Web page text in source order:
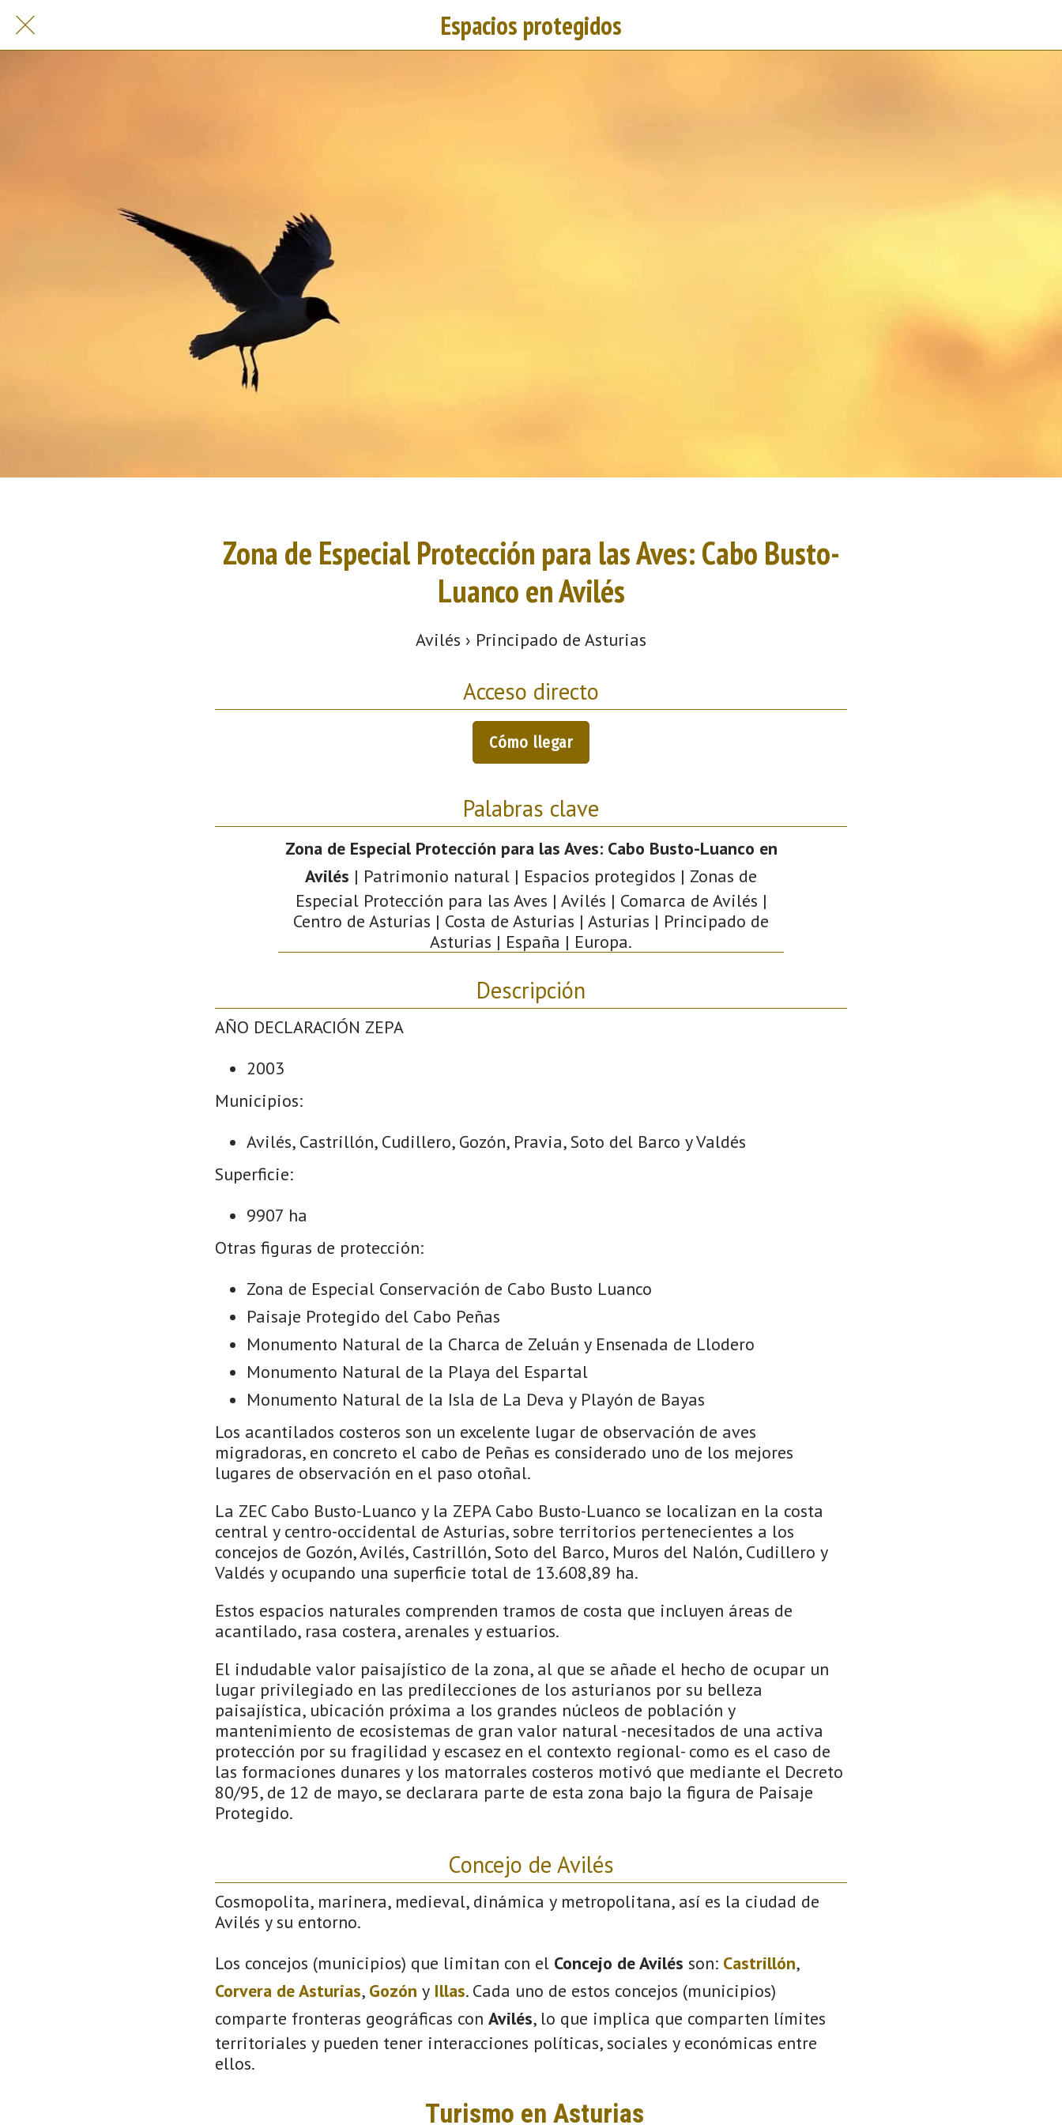
Espacios protegidos
Zona de Especial Protección para las Aves: Cabo Busto-
Luanco en Avilés
Avilés › Principado de Asturias
Acceso directo
Cómo llegar
Palabras clave
Zona de Especial Protección para las Aves: Cabo Busto-Luanco en
Avilés | Patrimonio natural | Espacios protegidos | Zonas de
Especial Protección para las Aves | Avilés | Comarca de Avilés |
Centro de Asturias | Costa de Asturias | Asturias | Principado de
Asturias | España | Europa.
Descripción
AÑO DECLARACIÓN ZEPA
2003
Municipios:
Avilés, Castrillón, Cudillero, Gozón, Pravia, Soto del Barco y Valdés
Superficie:
9907 ha
Otras figuras de protección:
Zona de Especial Conservación de Cabo Busto Luanco
Paisaje Protegido del Cabo Peñas
Monumento Natural de la Charca de Zeluán y Ensenada de Llodero
Monumento Natural de la Playa del Espartal
Monumento Natural de la Isla de La Deva y Playón de Bayas
Los acantilados costeros son un excelente lugar de observación de aves
migradoras, en concreto el cabo de Peñas es considerado uno de los mejores
lugares de observación en el paso otoñal.
La ZEC Cabo Busto-Luanco y la ZEPA Cabo Busto-Luanco se localizan en la costa
central y centro-occidental de Asturias, sobre territorios pertenecientes a los
concejos de Gozón, Avilés, Castrillón, Soto del Barco, Muros del Nalón, Cudillero y
Valdés y ocupando una superficie total de 13.608,89 ha.
Estos espacios naturales comprenden tramos de costa que incluyen áreas de
acantilado, rasa costera, arenales y estuarios.
El indudable valor paisajístico de la zona, al que se añade el hecho de ocupar un
lugar privilegiado en las predilecciones de los asturianos por su belleza
paisajística, ubicación próxima a los grandes núcleos de población y
mantenimiento de ecosistemas de gran valor natural -necesitados de una activa
protección por su fragilidad y escasez en el contexto regional- como es el caso de
las formaciones dunares y los matorrales costeros motivó que mediante el Decreto
80/95, de 12 de mayo, se declarara parte de esta zona bajo la figura de Paisaje
Protegido.
Concejo de Avilés
Cosmopolita, marinera, medieval, dinámica y metropolitana, así es la ciudad de
Avilés y su entorno.
Los concejos (municipios) que limitan con el Concejo de Avilés son: Castrillón,
Corvera de Asturias, Gozón y Illas. Cada uno de estos concejos (municipios)
comparte fronteras geográficas con Avilés, lo que implica que comparten límites
territoriales y pueden tener interacciones políticas, sociales y económicas entre
ellos.